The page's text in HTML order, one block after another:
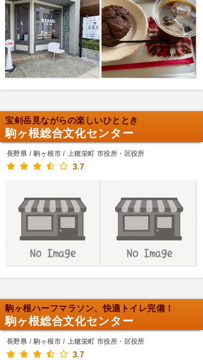
宝剣岳見ながらの楽しいひととき
駒ヶ根総合文化センター
長野県 / 駒ヶ根市 / 上穂栄町 市役所・区役所
3.7
駒ヶ根ハーフマラソン、快適トイレ完備！
駒ヶ根総合文化センター
長野県 / 駒ヶ根市 / 上穂栄町 市役所・区役所
3.7